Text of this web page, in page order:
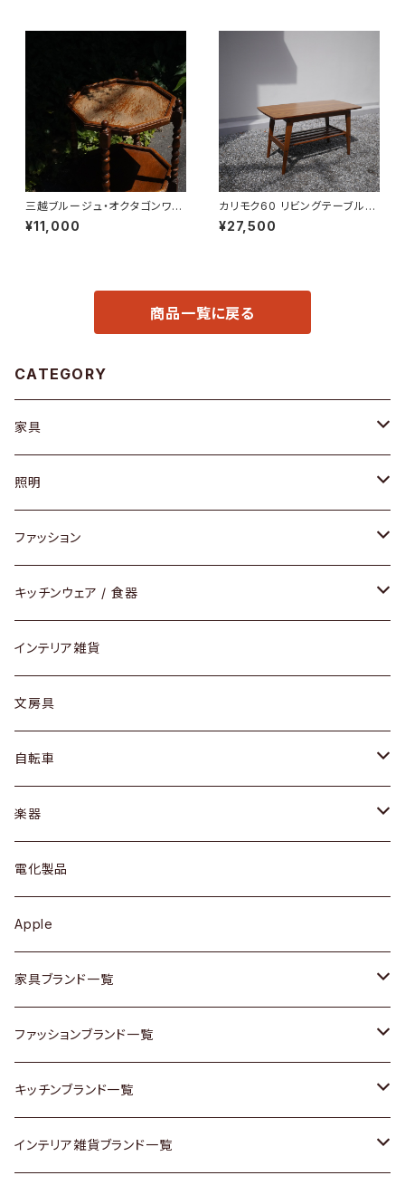
三越ブルージュ・オクタゴンワゴ
ン
¥11,000
カリモク60 リビングテーブル
小
¥27,500
商品一覧に戻る
CATEGORY
家具
ソファ / ベンチ
チェア / スツール
ダイニングセット / ダイニングテーブル
ローテーブル / サイドテーブル
デスク / コンソール
ドレッサー
シェルフ
キュリオケース / 飾り棚
カップボード / 食器棚
チェスト
その他家具
Vintageヴィンテージ / Antiqueアンティーク
Designers / デザイナーズ
照明
ペンダントライト
テーブルランプ / デスクスタンド
フロアライト
ファッション
アクセサリー
リング
ピアス / イヤリング
財布
バッグ
アウター
トップス
ワンピース
ボトムス
靴
スカーフ
腕時計
Vintage / ヴィンテージ
キッチンウェア / 食器
グラス / タンブラー
カップ / マグ
プレート / ボウル
カトラリー
ケトル / ティーポット
鍋 / フライパン
Vintage / ヴィンテージ
銀製品
和物 / 作家物
その他キッチン雑貨
インテリア雑貨
文房具
自転車
dahon
楽器
ギター
ベース
その他楽器
電化製品
Apple
家具ブランド一覧
ACME Furniture / アクメ ファニチャー
ACTUS / アクタス
arflex / アルフレックス
ファッションブランド一覧
agnes b / アニエス ベー
BALLY / バリー
キッチンブランド一覧
ARABIA / アラビア
インテリア雑貨ブランド一覧